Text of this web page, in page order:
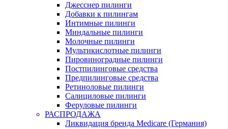
Джесснер пилинги
Добавки к пилингам
Интимные пилинги
Миндальные пилинги
Молочные пилинги
Мультикислотные пилинги
Пировиноградные пилинги
Постпилинговые средства
Предпилинговые средства
Ретиноловые пилинги
Салициловые пилинги
Феруловые пилинги
РАСПРОДАЖА
Ликвидация бренда Medicare (Германия)